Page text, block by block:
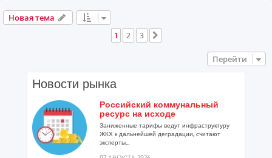
Новая тема
1
2 3
Перейти
Новости рынка
Российский коммунальный
ресурс на исходе
Заниженные тарифы ведут инфраструктуру
ЖКХ к дальнейшей деградации, считают
эксперты...